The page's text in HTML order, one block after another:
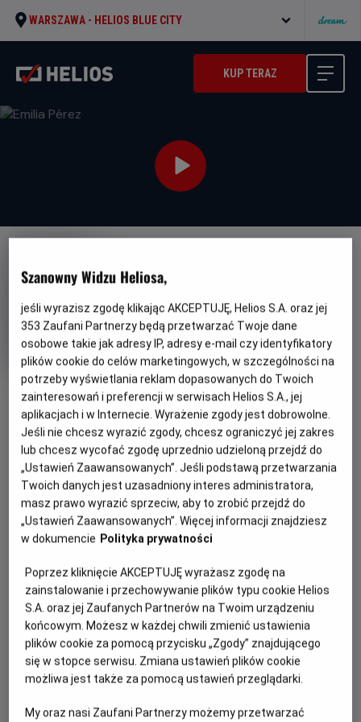
WARSZAWA - HELIOS BLUE CITY
KUP TERAZ
OBSERWUJ
Emilia Pérez
Oryginalny
tytuł
Emilia Pérez Gatunek
Melodramat / Kryminał /
Musical
Minimalny
wiek
Od 15 lat
Czas
trwania
133 min
Kraj
i
rok
produkcji
Francja, Meksyk, USA (2024)
PREMIERA
28 lutego 2025
REŻYSERIA
Jacques Audiard
SCENARIUSZ
Thomas Bidegain, Jacques
Audiard, Nicolas Livecchi,
OBSADA
Zoe Saldana, Karla Sofía Gascon, Selena Gomez, Adriana Paz,
Edgar Ramirez, Mark Ivanir
WIĘCEJ SZCZEGÓŁÓW
OPIS FILMU
Jeden z najgorętszych tytułów roku, oscarowy faworyt i
wyjechała z Nagrodą Jury i Nagrodą dla Najlepszej Aktorki,
przyznaną – wyjątkowo – całej czteroosobowej kobiecej
obsadzie filmu (Zoe Saldaña, Selena Gomez, Karla Sofía
Gascón, Adriana Paz). Nowy film Jacques’a Audiarda
(„Paryż, 13. dzielnica”, „Prorok”) to rozgrywające się w
Meksyku porywające widowisko, które nieustannie
musicalu w pełną emocji opowieść w duchu Almodóvara.
Szanowny Widzu Heliosa,
jeśli wyrazisz zgodę klikając AKCEPTUJĘ, Helios S.A. oraz jej
353 Zaufani Partnerzy będą przetwarzać Twoje dane
osobowe takie jak adresy IP, adresy e-mail czy identyfikatory
plików cookie do celów marketingowych, w szczególności na
potrzeby wyświetlania reklam dopasowanych do Twoich
zainteresowań i preferencji w serwisach Helios S.A., jej
aplikacjach i w Internecie. Wyrażenie zgody jest dobrowolne.
Jeśli nie chcesz wyrazić zgody, chcesz ograniczyć jej zakres
lub chcesz wycofać zgodę uprzednio udzieloną przejdź do
„Ustawień Zaawansowanych”. Jeśli podstawą przetwarzania
Twoich danych jest uzasadniony interes administratora,
masz prawo wyrazić sprzeciw, aby to zrobić przejdź do
„Ustawień Zaawansowanych”. Więcej informacji znajdziesz
w dokumencie Polityka prywatności
Poprzez kliknięcie AKCEPTUJĘ wyrażasz zgodę na
zainstalowanie i przechowywanie plików typu cookie Helios
S.A. oraz jej Zaufanych Partnerów na Twoim urządzeniu
końcowym. Możesz w każdej chwili zmienić ustawienia
plików cookie za pomocą przycisku „Zgody” znajdującego
się w stopce serwisu. Zmiana ustawień plików cookie
możliwa jest także za pomocą ustawień przeglądarki.
My oraz nasi Zaufani Partnerzy możemy przetwarzać